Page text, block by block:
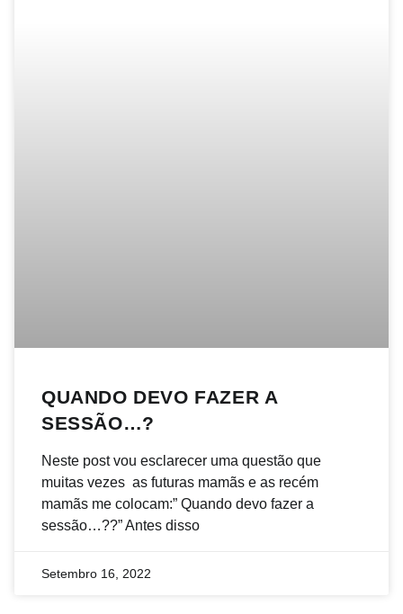
QUANDO DEVO FAZER A
SESSÃO…?
Neste post vou esclarecer uma questão que
muitas vezes as futuras mamãs e as recém
mamãs me colocam:” Quando devo fazer a
sessão…??” Antes disso
Setembro 16, 2022